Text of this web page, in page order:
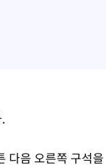
다음 오른쪽 구석을